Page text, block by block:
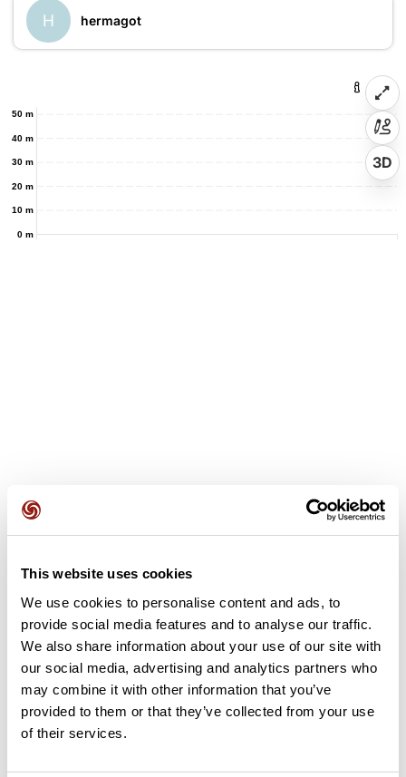
This website uses cookies
We use cookies to personalise content and ads, to
provide social media features and to analyse our traffic.
We also share information about your use of our site with
our social media, advertising and analytics partners who
may combine it with other information that you’ve
provided to them or that they’ve collected from your use
of their services.
H hermagot
0 m
10 m
20 m
30 m
40 m
50 m
3D
Ajouter un avis
Découvrez ce parcours de course à pied de 55 km qui débute à